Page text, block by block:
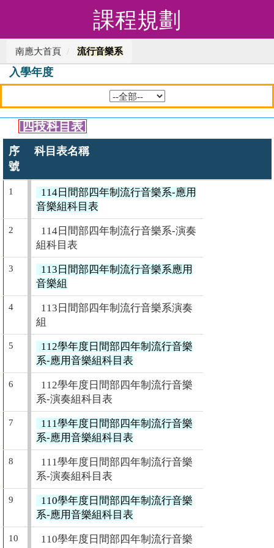
課程規劃
南應大首頁 流行音樂系
入學年度
四技科目表
序
號
科目表名稱
1
114日間部四年制流行音樂系-應用
音樂組科目表
2
114日間部四年制流行音樂系-演奏
組科目表
3
113日間部四年制流行音樂系應用
音樂組
4
113日間部四年制流行音樂系演奏
組
5
112學年度日間部四年制流行音樂
系-應用音樂組科目表
6
112學年度日間部四年制流行音樂
系-演奏組科目表
7
111學年度日間部四年制流行音樂
系-應用音樂組科目表
8
111學年度日間部四年制流行音樂
系-演奏組科目表
9
110學年度日間部四年制流行音樂
系-應用音樂組科目表
10
110學年度日間部四年制流行音樂